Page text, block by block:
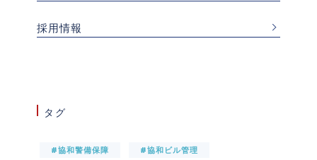
採用情報
タグ
#協和警備保障
#協和ビル管理